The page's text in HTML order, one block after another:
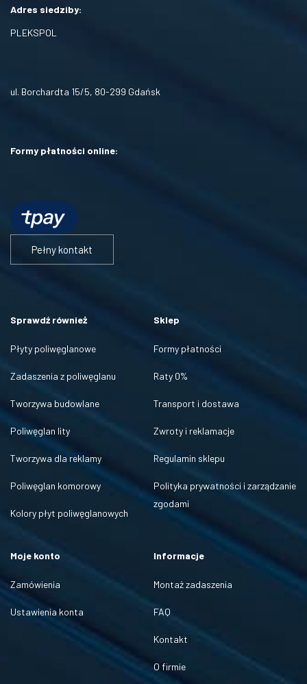
Adres siedziby:
PLEKSPOL
ul. Borchardta 15/5, 80-299 Gdańsk
Formy płatności online:
Pełny kontakt
Sprawdź również
Płyty poliwęglanowe
Zadaszenia z poliwęglanu
Tworzywa budowlane
Poliwęglan lity
Tworzywa dla reklamy
Poliwęglan komorowy
Kolory płyt poliwęglanowych
Moje konto
Zamówienia
Ustawienia konta
Sklep
Formy płatności
Raty 0%
Transport i dostawa
Zwroty i reklamacje
Regulamin sklepu
Polityka prywatności i zarządzanie
zgodami
Informacje
Montaż zadaszenia
FAQ
Kontakt
O firmie